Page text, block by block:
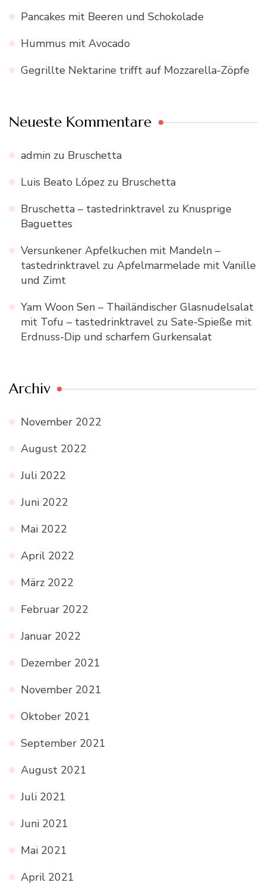
Pancakes mit Beeren und Schokolade
Hummus mit Avocado
Gegrillte Nektarine trifft auf Mozzarella-Zöpfe
Neueste Kommentare
admin zu Bruschetta
Luis Beato López zu Bruschetta
Bruschetta – tastedrinktravel zu Knusprige
Baguettes
Versunkener Apfelkuchen mit Mandeln –
tastedrinktravel zu Apfelmarmelade mit Vanille
und Zimt
Yam Woon Sen – Thailändischer Glasnudelsalat
mit Tofu – tastedrinktravel zu Sate-Spieße mit
Erdnuss-Dip und scharfem Gurkensalat
Archiv
November 2022
August 2022
Juli 2022
Juni 2022
Mai 2022
April 2022
März 2022
Februar 2022
Januar 2022
Dezember 2021
November 2021
Oktober 2021
September 2021
August 2021
Juli 2021
Juni 2021
Mai 2021
April 2021